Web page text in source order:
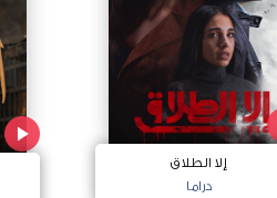
إلا الطلاق
دراما